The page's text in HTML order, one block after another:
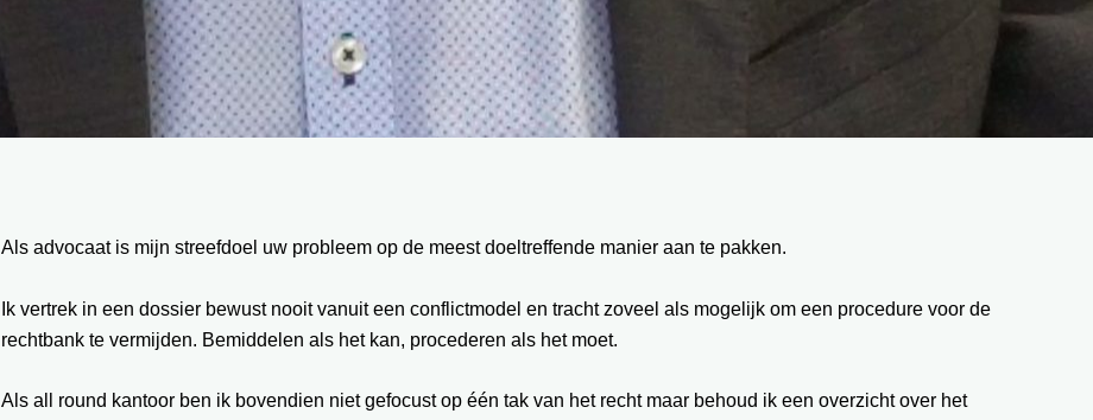
Als advocaat is mijn streefdoel uw probleem op de meest doeltreffende manier aan te pakken.
Ik vertrek in een dossier bewust nooit vanuit een conflictmodel en tracht zoveel als mogelijk om een procedure voor de
rechtbank te vermijden. Bemiddelen als het kan, procederen als het moet.
Als all round kantoor ben ik bovendien niet gefocust op één tak van het recht maar behoud ik een overzicht over het